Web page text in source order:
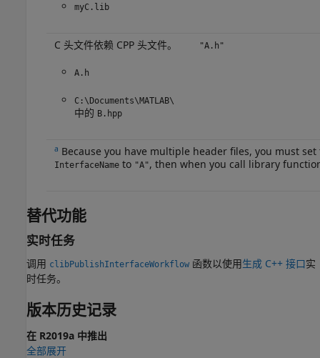
myC.lib
C 头文件依赖 CPP 头文件。
A.h
C:\Documents\MATLAB\
中的 B.hpp
"A.h"
a Because you have multiple header files, you must
InterfaceNameto "A", then when you call library
替代功能
实时任务
调用 clibPublishInterfaceWorkflow 函数以使用生成 C++ 接口实
时任务。
版本历史记录
在 R2019a 中推出
全部展开